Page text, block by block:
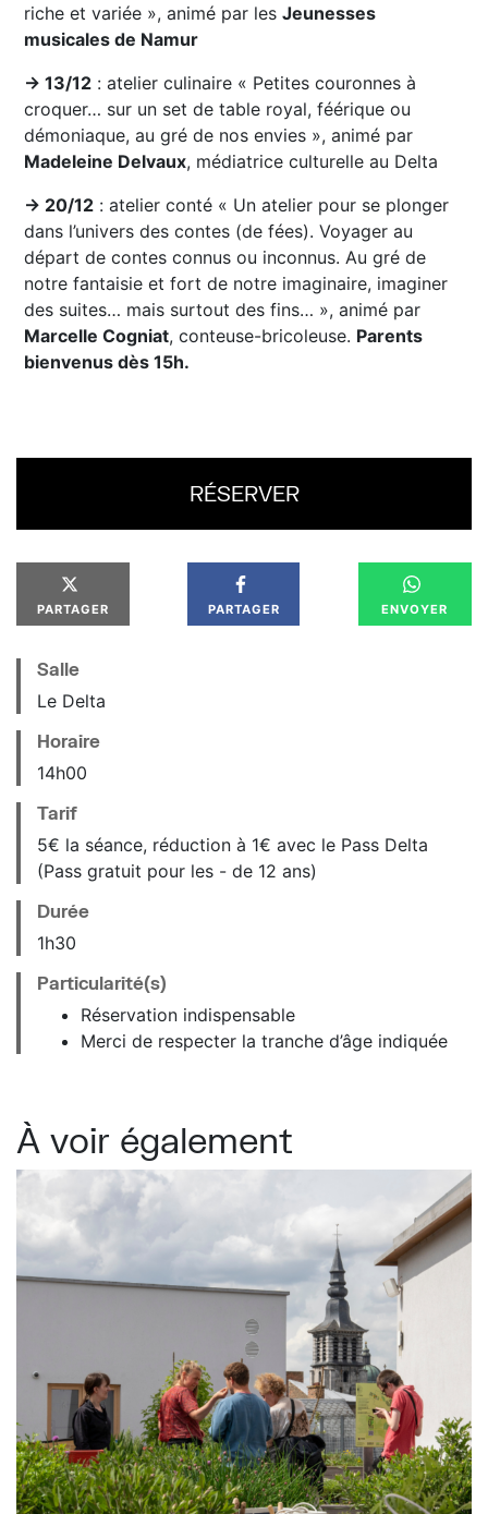
riche et variée », animé par lesJeunesses
musicales de Namur
→ 13/12 : atelier culinaire « Petites couronnes à
croquer… sur un set de table royal, féérique ou
démoniaque, au gré de nos envies », animé par
Madeleine Delvaux, médiatrice culturelle au Delta
→ 20/12 : atelier conté « Un atelier pour se plonger
dans l’univers des contes (de fées). Voyager au
départ de contes connus ou inconnus. Au gré de
notre fantaisie et fort de notre imaginaire, imaginer
des suites… mais surtout des fins… », animé par
Marcelle Cogniat, conteuse-bricoleuse. Parents
bienvenus dès 15h.
RÉSERVER
PARTAGER PARTAGER ENVOYER
Salle
Le Delta
Horaire
14h00
Tarif
5€ la séance, réduction à 1€ avec le Pass Delta
(Pass gratuit pour les - de 12 ans)
Durée
1h30
Particularité(s)
Réservation indispensable
Merci de respecter la tranche d’âge indiquée
À voir également